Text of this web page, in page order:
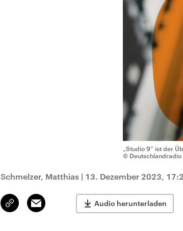
„Studio 9“ ist der
© Deutschlandradio
Schmelzer, Matthias | 13. Dezember 2023,
Link
kopieren/teilen
Email Audio herunterladen